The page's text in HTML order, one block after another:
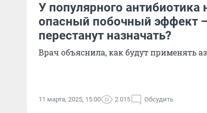
У популярного
опасный побочный эффект
перестанут назначать?
Врач объяснила, как будут применять
11 марта, 2025, 15:00 2 015 Обсудить